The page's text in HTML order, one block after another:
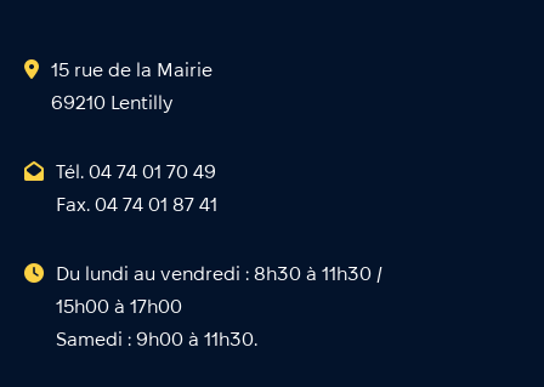
15 rue de la Mairie
69210 Lentilly
Tél. 04 74 01 70 49
Fax. 04 74 01 87 41
Du lundi au vendredi : 8h30 à 11h30 /
15h00 à 17h00
Samedi : 9h00 à 11h30.